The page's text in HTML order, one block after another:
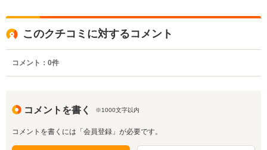
このクチコミに対するコメント
コメント： 0件
コメントを書く ※1000文字以内
コメントを書くには「会員登録」が必要です。